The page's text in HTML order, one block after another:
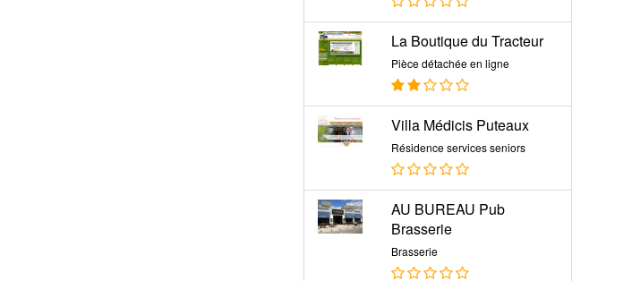
La Boutique du Tracteur
Pièce détachée en ligne
Villa Médicis Puteaux
Résidence services seniors
AU BUREAU Pub
Brasserie
Brasserie